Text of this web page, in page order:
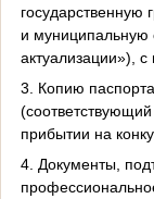
государственную
и муниципальную
актуализации»),
3. Копию
прибытии на
4. Документы,